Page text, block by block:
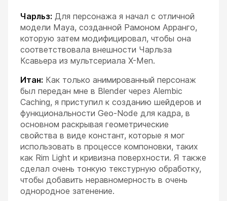
Чарльз: Для персонажа я начал с отличной
модели Maya, созданной Рамоном Арранго,
которую затем модифицировал, чтобы она
соответствовала внешности Чарльза
Ксавьера из мультсериала X-Men.
Итан: Как только анимированный персонаж
был передан мне в Blender через Alembic
Caching, я приступил к созданию шейдеров и
функциональности Geo-Node для кадра, в
основном раскрывая геометрические
свойства в виде констант, которые я мог
использовать в процессе компоновки, таких
как Rim Light и кривизна поверхности. Я также
сделал очень тонкую текстурную обработку,
чтобы добавить неравномерность в очень
однородное затенение.